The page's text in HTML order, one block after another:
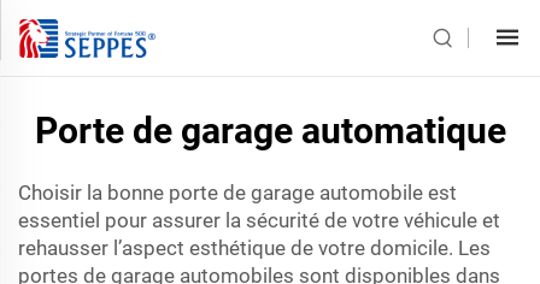
Porte de garage automatique
Choisir la bonne porte de garage automobile est
essentiel pour assurer la sécurité de votre véhicule et
rehausser l’aspect esthétique de votre domicile. Les
portes de garage automobiles sont disponibles dans